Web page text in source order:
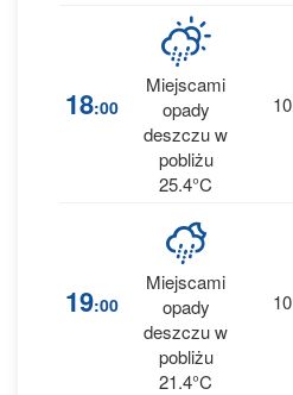
18:00
Miejscami
opady
deszczu w
pobliżu
25.4°C
19:00
Miejscami
opady
deszczu w
pobliżu
21.4°C